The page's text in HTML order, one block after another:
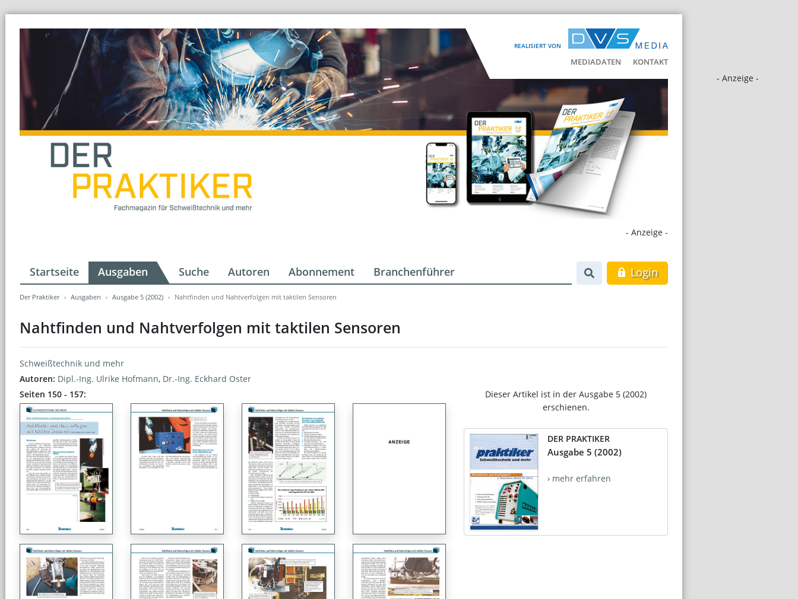
REALISIERT VON
MEDIADATEN KONTAKT
- Anzeige -
- Anzeige -
Startseite Ausgaben Suche Autoren Abonnement Branchenführer Login
Der Praktiker Ausgaben Ausgabe 5 (2002) Nahtfinden und Nahtverfolgen mit taktilen Sensoren
Nahtfinden und Nahtverfolgen mit taktilen Sensoren
Schweißtechnik und mehr
Autoren: Dipl.-Ing. Ulrike Hofmann, Dr.-Ing. Eckhard Oster
Seiten 150 - 157:
Dieser Artikel ist in der Ausgabe 5 (2002)
erschienen.
DER PRAKTIKER
Ausgabe 5 (2002)
› mehr erfahren